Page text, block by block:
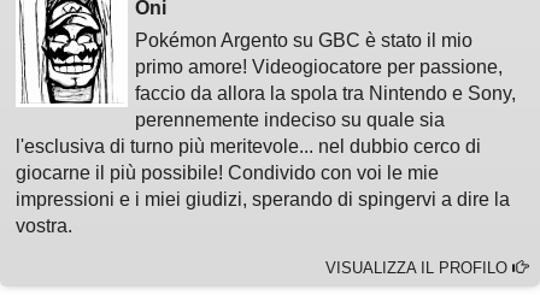
Oni
Pokémon Argento su GBC è stato il mio
primo amore! Videogiocatore per passione,
faccio da allora la spola tra Nintendo e Sony,
perennemente indeciso su quale sia
l'esclusiva di turno più meritevole... nel dubbio cerco di
giocarne il più possibile! Condivido con voi le mie
impressioni e i miei giudizi, sperando di spingervi a dire la
vostra.
VISUALIZZA IL PROFILO